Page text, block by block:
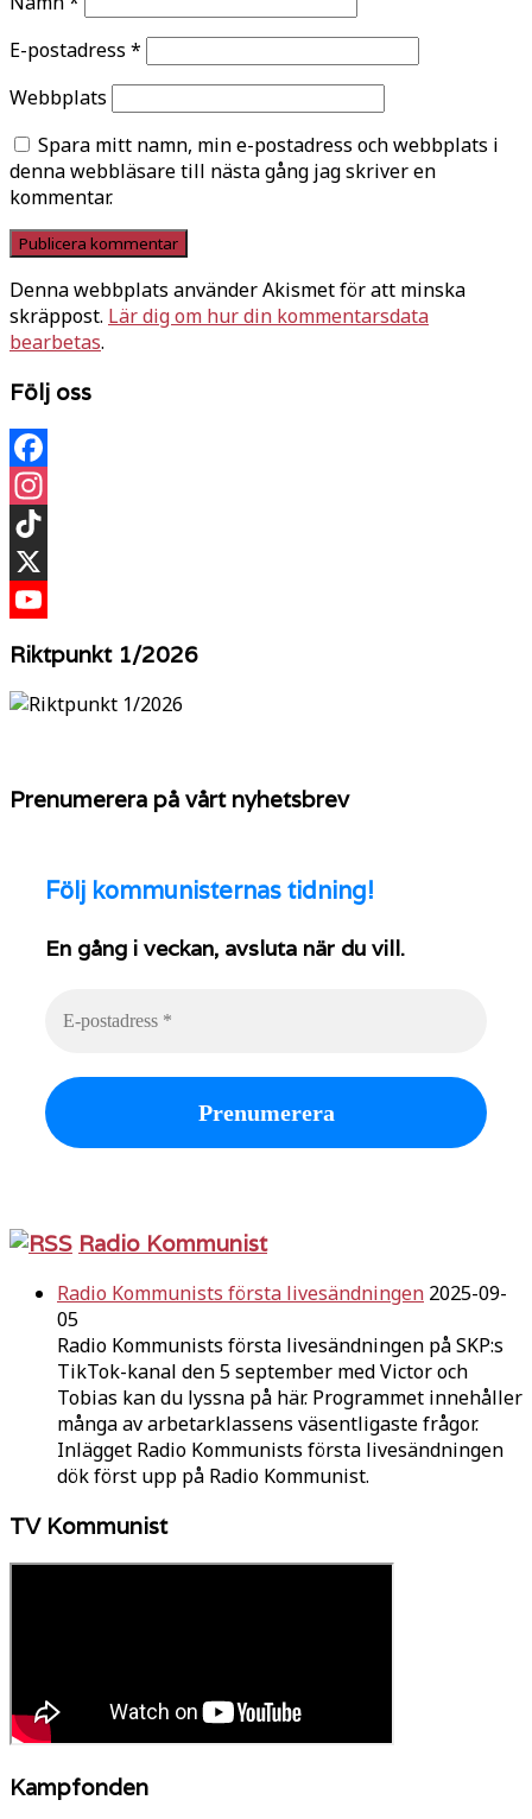
E-postadress *
Webbplats
Spara mitt namn, min e-postadress och webbplats i
denna webbläsare till nästa gång jag skriver en
kommentar.
Denna webbplats använder Akismet för att minska
skräppost. Lär dig om hur din kommentarsdata
bearbetas.
Följ oss
Facebook
Instagram
TikTok
X
Riktpunkt 1/2026
Prenumerera på vårt nyhetsbrev
Följ kommunisternas tidning!
En gång i veckan, avsluta när du vill.
Radio Kommunist
Radio Kommunists första livesändningen 2025-09-
05
Radio Kommunists första livesändningen på SKP:s
TikTok-kanal den 5 september med Victor och
Tobias kan du lyssna på här. Programmet innehåller
många av arbetarklassens väsentligaste frågor.
Inlägget Radio Kommunists första livesändningen
dök först upp på Radio Kommunist.
TV Kommunist
Kampfonden